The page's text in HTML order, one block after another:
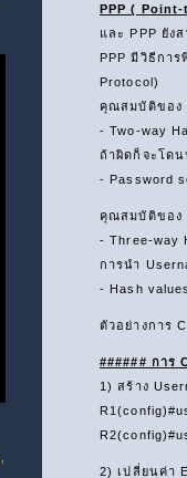
PPP (
และ PPP ยัง
PPP มีวิธีการ
Protocol)
คุณสมบัติของ
- Two-way
ถ้าผิดก็จะโด
- Password
คุณสมบัติของ
- Three-way
การนำ
- Hash
ตัวอย่างการ
###### การ
1) สร้าง
2) เปลี่ยนค่า